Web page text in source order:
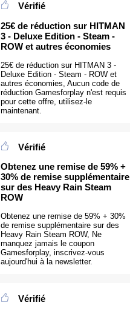
Vérifié
25€ de réduction sur HITMAN
3 - Deluxe Edition - Steam -
ROW et autres économies
25€ de réduction sur HITMAN 3 -
Deluxe Edition - Steam - ROW et
autres économies, Aucun code de
réduction Gamesforplay n'est requis
pour cette offre, utilisez-le
maintenant.
Vérifié
Obtenez une remise de 59% +
30% de remise supplémentaire
sur des Heavy Rain Steam
ROW
Obtenez une remise de 59% + 30%
de remise supplémentaire sur des
Heavy Rain Steam ROW, Ne
manquez jamais le coupon
Gamesforplay, inscrivez-vous
aujourd'hui à la newsletter.
Vérifié